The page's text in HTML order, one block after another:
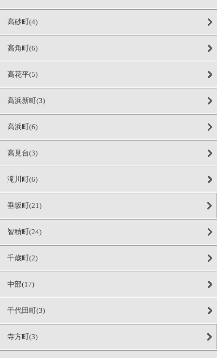
高砂町(4)
高角町(6)
高花平(5)
高浜新町(3)
高浜町(6)
高見台(3)
滝川町(6)
垂坂町(21)
智積町(24)
千歳町(2)
中部(17)
千代田町(3)
寺方町(3)